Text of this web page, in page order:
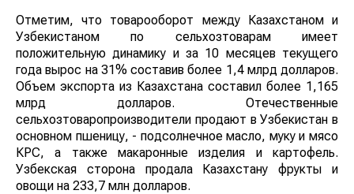
Отметим, что товарооборот между Казахстаном и
Узбекистаном по сельхозтоварам имеет
положительную динамику и за 10 месяцев текущего
года вырос на 31% составив более 1,4 млрд долларов.
Объем экспорта из Казахстана составил более 1,165
млрд долларов. Отечественные
сельхозтоваропроизводители продают в Узбекистан в
основном пшеницу, - подсолнечное масло, муку и мясо
КРС, а также макаронные изделия и картофель.
Узбекская сторона продала Казахстану фрукты и
овощи на 233,7 млн долларов.